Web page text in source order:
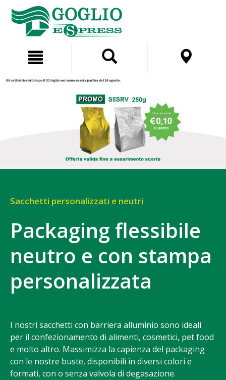
contenuto
Sacchetti personalizzati e neutri
Packaging flessibile
neutro e con stampa
personalizzata
I nostri sacchetti con barriera alluminio sono ideali
per il confezionamento di alimenti, cosmetici, pet food
e molto altro. Massimizza la capienza del packaging
con le nostre buste, disponibili in diversi colori e
formati, con o senza valvola di degasazione.